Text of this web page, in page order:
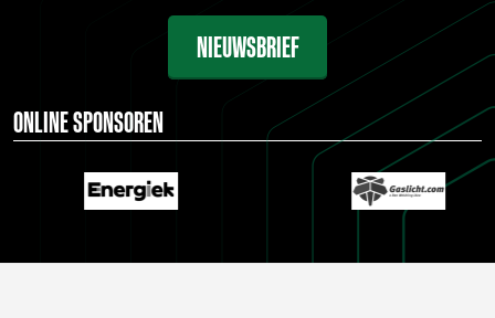
NIEUWSBRIEF
ONLINE SPONSOREN